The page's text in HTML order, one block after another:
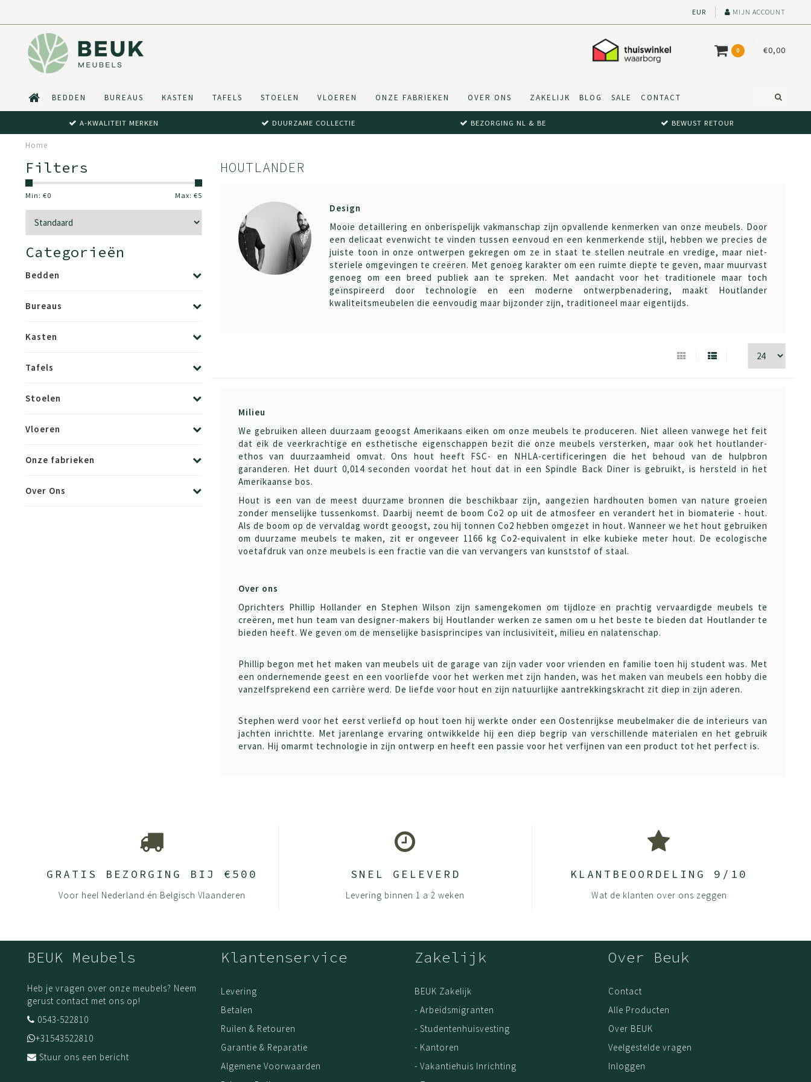
EUR MIJN ACCOUNT
0 €0,00
BEDDEN BUREAUS KASTEN TAFELS STOELEN VLOEREN ONZE FABRIEKEN OVER ONS ZAKELIJK BLOG SALE CONTACT
A-KWALITEIT MERKEN DUURZAME COLLECTIE BEZORGING NL & BE BEWUST RETOUR
Home
Filters
Min: €0 Max: €5
Categorieën
Bedden
Bureaus
Kasten
Tafels
Stoelen
Vloeren
Onze fabrieken
Over Ons
HOUTLANDER
Design
Mooie detaillering en onberispelijk vakmanschap zijn opvallende kenmerken van onze meubels. Door
een delicaat evenwicht te vinden tussen eenvoud en een kenmerkende stijl, hebben we precies de
juiste toon in onze ontwerpen gekregen om ze in staat te stellen neutrale en vredige, maar niet-
steriele omgevingen te creëren. Met genoeg karakter om een ​​ruimte diepte te geven, maar muurvast
genoeg om een ​​breed publiek aan te spreken. Met aandacht voor het traditionele maar toch
geïnspireerd door technologie en een moderne ontwerpbenadering, maakt Houtlander
kwaliteitsmeubelen die eenvoudig maar bijzonder zijn, traditioneel maar eigentijds.
Milieu
We gebruiken alleen duurzaam geoogst Amerikaans eiken om onze meubels te produceren. Niet alleen vanwege het feit
dat eik de veerkrachtige en esthetische eigenschappen bezit die onze meubels versterken, maar ook het houtlander-
ethos van duurzaamheid omvat. Ons hout heeft FSC- en NHLA-certificeringen die het behoud van de hulpbron
garanderen. Het duurt 0,014 seconden voordat het hout dat in een Spindle Back Diner is gebruikt, is hersteld in het
Amerikaanse bos.
Hout is een van de meest duurzame bronnen die beschikbaar zijn, aangezien hardhouten bomen van nature groeien
zonder menselijke tussenkomst. Daarbij neemt de boom Co2 op uit de atmosfeer en verandert het in biomaterie - hout.
Als de boom op de vervaldag wordt geoogst, zou hij tonnen Co2 hebben omgezet in hout. Wanneer we het hout gebruiken
om duurzame meubels te maken, zit er ongeveer 1166 kg Co2-equivalent in elke kubieke meter hout. De ecologische
voetafdruk van onze meubels is een fractie van die van vervangers van kunststof of staal.
Over ons
Oprichters Phillip Hollander en Stephen Wilson zijn samengekomen om tijdloze en prachtig vervaardigde meubels te
creëren, met hun team van designer-makers bij Houtlander werken ze samen om u het beste te bieden dat Houtlander te
bieden heeft. We geven om de menselijke basisprincipes van inclusiviteit, milieu en nalatenschap.
Phillip begon met het maken van meubels uit de garage van zijn vader voor vrienden en familie toen hij student was. Met
een ondernemende geest en een voorliefde voor het werken met zijn handen, was het maken van meubels een hobby die
vanzelfsprekend een carrière werd. De liefde voor hout en zijn natuurlijke aantrekkingskracht zit diep in zijn aderen.
Stephen werd voor het eerst verliefd op hout toen hij werkte onder een Oostenrijkse meubelmaker die de interieurs van
jachten inrichtte. Met jarenlange ervaring ontwikkelde hij een diep begrip van verschillende materialen en het gebruik
ervan. Hij omarmt technologie in zijn ontwerp en heeft een passie voor het verfijnen van een product tot het perfect is.
GRATIS BEZORGING BIJ €500
Voor heel Nederland én Belgisch Vlaanderen
SNEL GELEVERD
Levering binnen 1 a 2 weken
KLANTBEOORDELING 9/10
Wat de klanten over ons zeggen
BEUK Meubels
Heb je vragen over onze meubels? Neem
gerust contact met ons op!
0543-522810
+31543522810
Stuur ons een bericht
Klantenservice
Levering
Betalen
Ruilen & Retouren
Garantie & Reparatie
Algemene Voorwaarden
Zakelijk
BEUK Zakelijk
- Arbeidsmigranten
- Studentenhuisvesting
- Kantoren
- Vakantiehuis Inrichting
Over Beuk
Contact
Alle Producten
Over BEUK
Veelgestelde vragen
Inloggen